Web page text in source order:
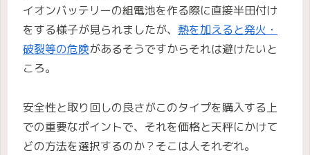
イオンバッテリーの組電池を作る際に直接半田付け
をする様子が見られましたが、 熱を加えると発火・
破裂等の危険があるそうですからそれは避けたいと
ころ。
安全性と取り回しの良さがこのタイプを購入する上
での重要なポイントで、それを価格と天秤にかけて
どの方法を選択するのか？そこは人それぞれ。